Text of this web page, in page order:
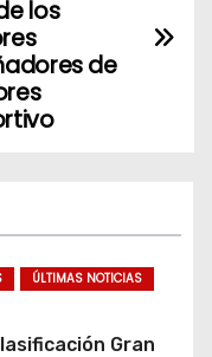
los
de
ÚLTIMAS NOTICIAS
Gran